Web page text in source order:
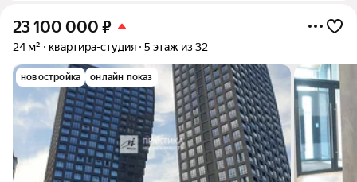
23 100 000 ₽
24 м² квартира-студия 5 этаж из 32
новостройка онлайн показ